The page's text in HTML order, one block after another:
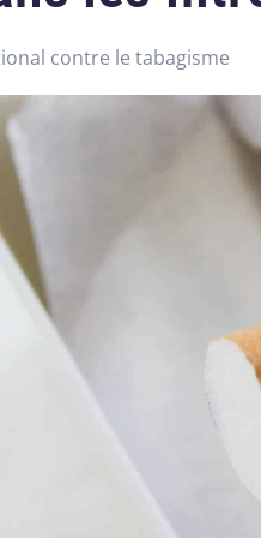
contre le tabagisme